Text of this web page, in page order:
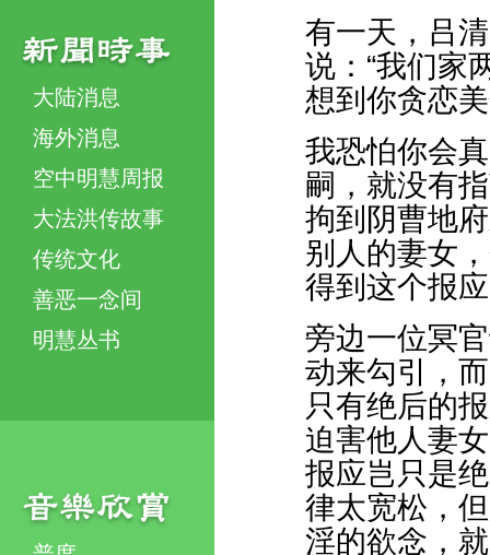
大陆消息
海外消息
空中明慧周报
大法洪传故事
传统文化
善恶一念间
明慧丛书
有一天，吕
说：“我们家
想到你贪恋
我恐怕你会
嗣，就没有
拘到阴曹地
别人的妻女
得到这个报
旁边一位冥
动来勾引，
只有绝后的
迫害他人妻
报应岂只是
律太宽松，
淫的欲念，